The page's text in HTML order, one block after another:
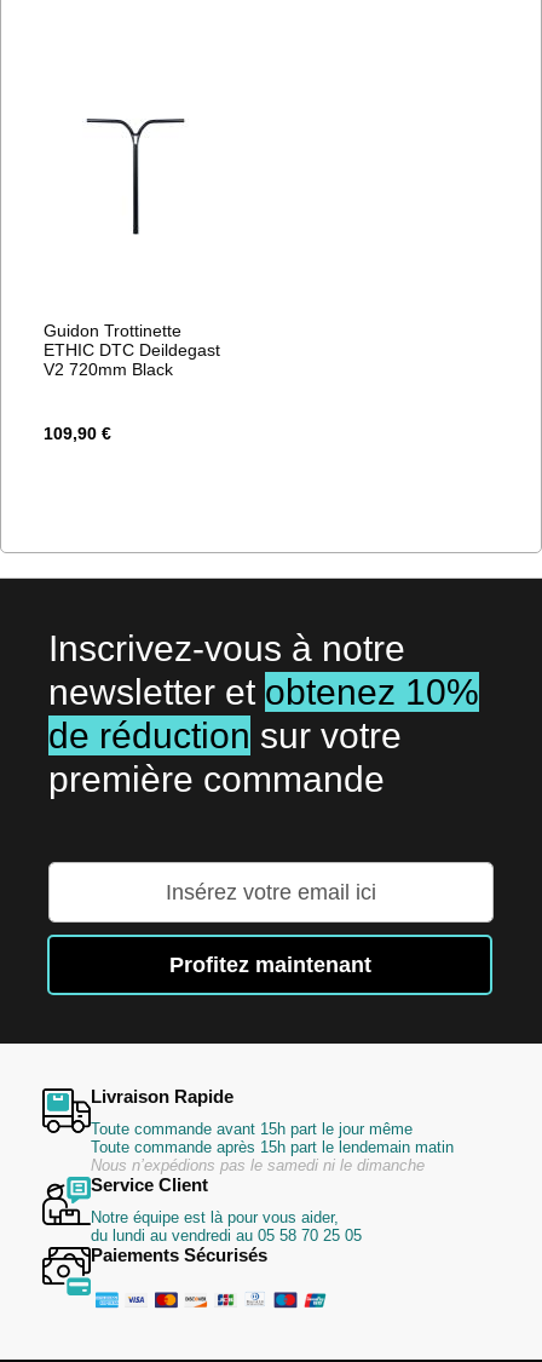
Guidon Trottinette
ETHIC DTC Deildegast
V2 720mm Black
109,90 €
Inscrivez-vous à notre
newsletter et obtenez 10%
de réduction sur votre
première commande
notre
d’information
Profitez maintenant
Livraison Rapide
Toute commande avant 15h part le jour même
Toute commande après 15h part le lendemain matin
Nous n’expédions pas le samedi ni le dimanche
Service Client
Notre équipe est là pour vous aider,
du lundi au vendredi au 05 58 70 25 05
Paiements Sécurisés